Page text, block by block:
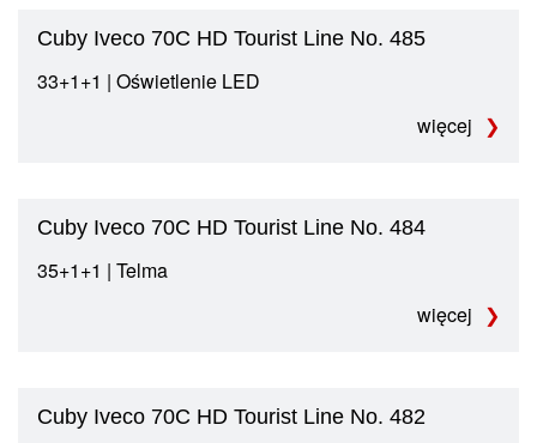
Cuby Iveco 70C HD Tourist Line No. 485
33+1+1 | Oświetlenie LED
więcej
Cuby Iveco 70C HD Tourist Line No. 484
35+1+1 | Telma
więcej
Cuby Iveco 70C HD Tourist Line No. 482